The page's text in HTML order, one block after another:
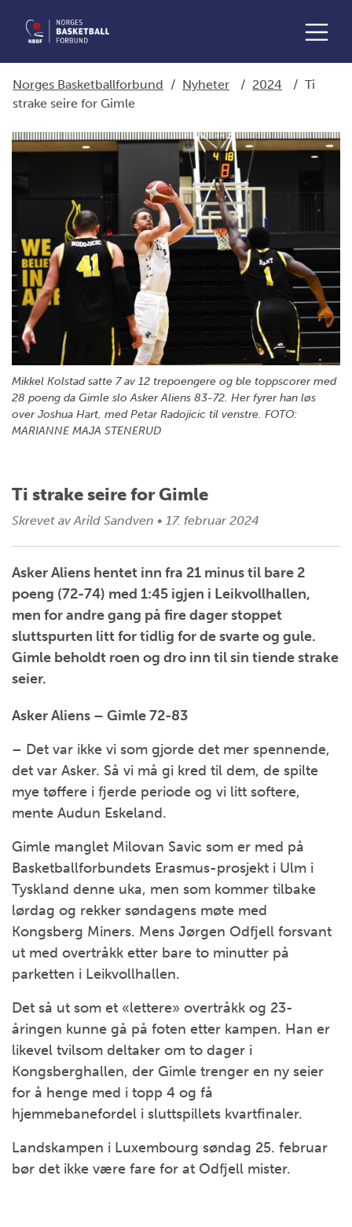
Norges Basketballforbund / Nyheter / 2024 / Ti
strake seire for Gimle
Mikkel Kolstad satte 7 av 12 trepoengere og ble toppscorer med
28 poeng da Gimle slo Asker Aliens 83-72. Her fyrer han løs
over Joshua Hart, med Petar Radojicic til venstre. FOTO:
MARIANNE MAJA STENERUD
Ti strake seire for Gimle
Skrevet av Arild Sandven • 17. februar 2024
Asker Aliens hentet inn fra 21 minus til bare 2
poeng (72-74) med 1:45 igjen i Leikvollhallen,
men for andre gang på fire dager stoppet
sluttspurten litt for tidlig for de svarte og gule.
Gimle beholdt roen og dro inn til sin tiende strake
seier.
Asker Aliens – Gimle 72-83
– Det var ikke vi som gjorde det mer spennende,
det var Asker. Så vi må gi kred til dem, de spilte
mye tøffere i fjerde periode og vi litt softere,
mente Audun Eskeland.
Gimle manglet Milovan Savic som er med på
Basketballforbundets Erasmus-prosjekt i Ulm i
Tyskland denne uka, men som kommer tilbake
lørdag og rekker søndagens møte med
Kongsberg Miners. Mens Jørgen Odfjell forsvant
ut med overtråkk etter bare to minutter på
parketten i Leikvollhallen.
Det så ut som et «lettere» overtråkk og 23-
åringen kunne gå på foten etter kampen. Han er
likevel tvilsom deltaker om to dager i
Kongsberghallen, der Gimle trenger en ny seier
for å henge med i topp 4 og få
hjemmebanefordel i sluttspillets kvartfinaler.
Landskampen i Luxembourg søndag 25. februar
bør det ikke være fare for at Odfjell mister.